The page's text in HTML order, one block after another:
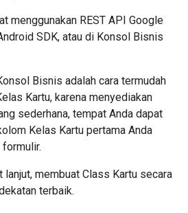
menggunakan REST API Google
SDK, atau di Konsol Bisnis
Bisnis adalah cara termudah
Kartu, karena menyediakan
sederhana, tempat Anda dapat
Kelas Kartu pertama Anda
lanjut, membuat Class Kartu secara
terbaik.